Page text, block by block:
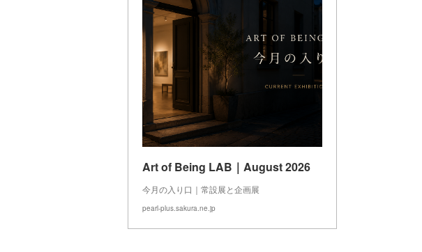
Art of Being LAB｜August 2026
今月の入り口｜常設展と企画展
pearl-plus.sakura.ne.jp